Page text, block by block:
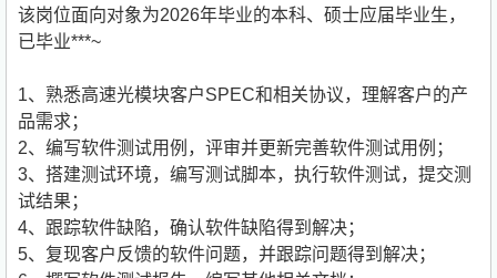
该岗位面向对象为2026年毕业的本科、硕士应届毕业生，
已毕业***~
1、熟悉高速光模块客户SPEC和相关协议，理解客户的产
品需求；
2、编写软件测试用例，评审并更新完善软件测试用例；
3、搭建测试环境，编写测试脚本，执行软件测试，提交测
试结果；
4、跟踪软件缺陷，确认软件缺陷得到解决；
5、复现客户反馈的软件问题，并跟踪问题得到解决；